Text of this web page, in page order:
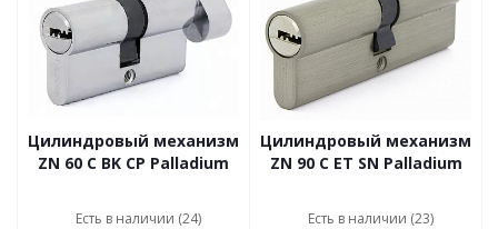
Цилиндровый механизм
ZN 60 C BK CP Palladium
Есть в наличии (24)
Цилиндровый механизм
ZN 90 C ET SN Palladium
Есть в наличии (23)